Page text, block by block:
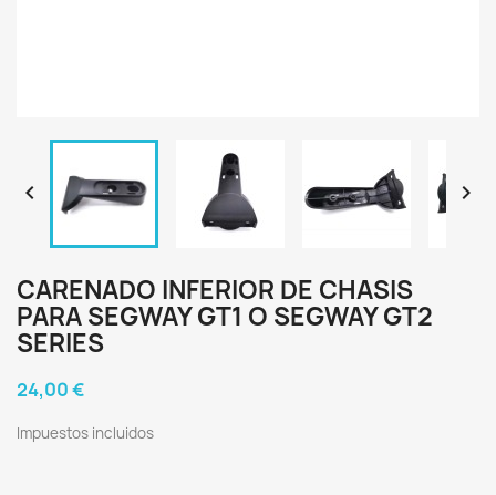
 
CARENADO INFERIOR DE CHASIS
PARA SEGWAY GT1 O SEGWAY GT2
SERIES
24,00 €
Impuestos incluidos